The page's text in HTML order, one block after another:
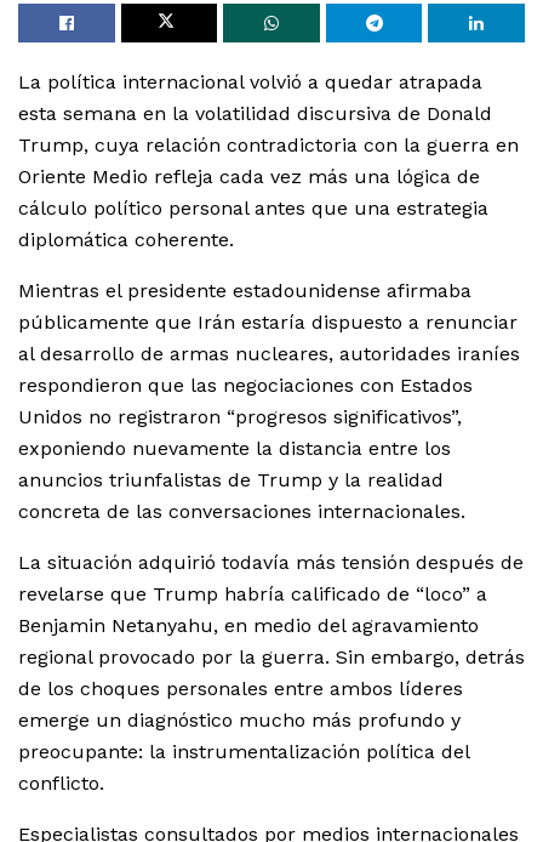
La política internacional volvió a quedar atrapada
esta semana en la volatilidad discursiva de Donald
Trump, cuya relación contradictoria con la guerra en
Oriente Medio refleja cada vez más una lógica de
cálculo político personal antes que una estrategia
diplomática coherente.
Mientras el presidente estadounidense afirmaba
públicamente que Irán estaría dispuesto a renunciar
al desarrollo de armas nucleares, autoridades iraníes
respondieron que las negociaciones con Estados
Unidos no registraron “progresos significativos”,
exponiendo nuevamente la distancia entre los
anuncios triunfalistas de Trump y la realidad
concreta de las conversaciones internacionales.
La situación adquirió todavía más tensión después de
revelarse que Trump habría calificado de “loco” a
Benjamin Netanyahu, en medio del agravamiento
regional provocado por la guerra. Sin embargo, detrás
de los choques personales entre ambos líderes
emerge un diagnóstico mucho más profundo y
preocupante: la instrumentalización política del
conflicto.
Especialistas consultados por medios internacionales